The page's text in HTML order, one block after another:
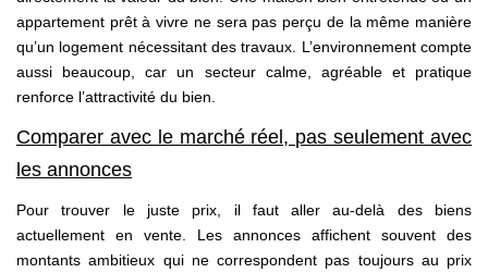
appartement prêt à vivre ne sera pas perçu de la même manière
qu’un logement nécessitant des travaux. L’environnement compte
aussi beaucoup, car un secteur calme, agréable et pratique
renforce l’attractivité du bien.
Comparer avec le marché réel, pas seulement avec
les annonces
Pour trouver le juste prix, il faut aller au-delà des biens
actuellement en vente. Les annonces affichent souvent des
montants ambitieux qui ne correspondent pas toujours au prix